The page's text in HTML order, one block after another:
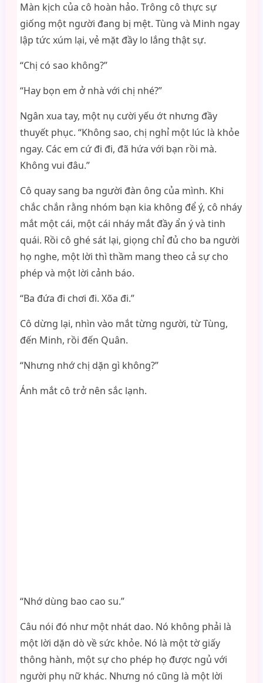
Màn kịch của cô hoàn hảo. Trông cô thực sự
giống một người đang bị mệt. Tùng và Minh ngay
lập tức xúm lại, vẻ mặt đầy lo lắng thật sự.
“Chị có sao không?”
“Hay bọn em ở nhà với chị nhé?”
Ngân xua tay, một nụ cười yếu ớt nhưng đầy
thuyết phục. “Không sao, chị nghỉ một lúc là khỏe
ngay. Các em cứ đi đi, đã hứa với bạn rồi mà.
Không vui đâu.”
Cô quay sang ba người đàn ông của mình. Khi
chắc chắn rằng nhóm bạn kia không để ý, cô nháy
mắt một cái, một cái nháy mắt đầy ẩn ý và tinh
quái. Rồi cô ghé sát lại, giọng chỉ đủ cho ba người
họ nghe, một lời thì thầm mang theo cả sự cho
phép và một lời cảnh báo.
“Ba đứa đi chơi đi. Xõa đi.”
Cô dừng lại, nhìn vào mắt từng người, từ Tùng,
đến Minh, rồi đến Quân.
“Nhưng nhớ chị dặn gì không?”
Ánh mắt cô trở nên sắc lạnh.
“Nhớ dùng bao cao su.”
Câu nói đó như một nhát dao. Nó không phải là
một lời dặn dò về sức khỏe. Nó là một tờ giấy
thông hành, một sự cho phép họ được ngủ với
người phụ nữ khác. Nhưng nó cũng là một lời